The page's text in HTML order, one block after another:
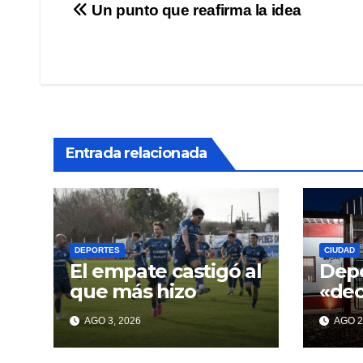
Navegación
Un punto que reafirma la idea
Entrada relacionada
DEPORTES
El empate castigó al
que más hizo
AGO 3, 2026
CIUDAD
con
AGO